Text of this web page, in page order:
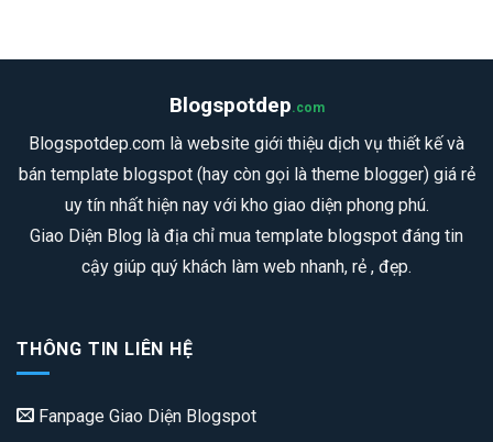
Blogspotdep.com
Blogspotdep.com là website giới thiệu dịch vụ thiết kế và
bán template blogspot (hay còn gọi là theme blogger) giá rẻ
uy tín nhất hiện nay với kho giao diện phong phú.
Giao Diện Blog là địa chỉ mua template blogspot đáng tin
cậy giúp quý khách làm web nhanh, rẻ , đẹp.
THÔNG TIN LIÊN HỆ
Fanpage Giao Diện Blogspot